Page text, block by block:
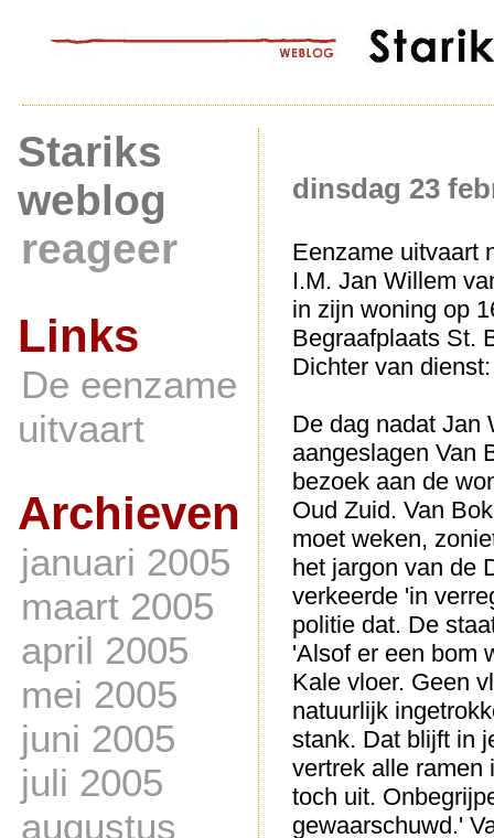
dinsdag 23
Eenzame uitvaart
I.M. Jan Willem
in zijn woning op
Begraafplaats St.
Dichter van
De dag nadat Jan
aangeslagen Van
bezoek aan de
Oud Zuid. Van
moet weken,
het jargon van de
verkeerde 'in
politie dat. De
'Alsof er een bom
Kale vloer. Geen
natuurlijk
stank. Dat blijft in
vertrek alle ramen
toch uit.
gewaarschuwd.'
Stariks
weblog
reageer
Links
De eenzame
uitvaart
Archieven
januari 2005
maart 2005
april 2005
mei 2005
juni 2005
juli 2005
augustus